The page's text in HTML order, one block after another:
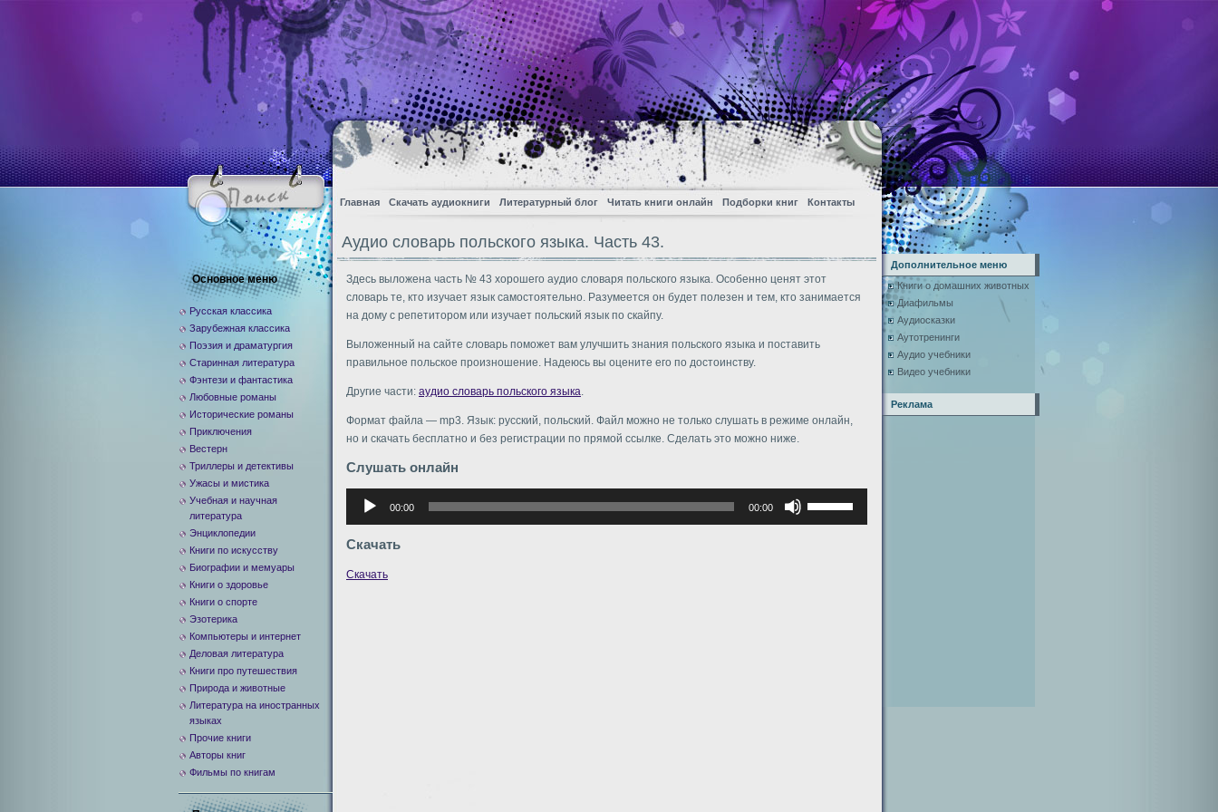
Главная Скачать аудиокниги Литературный блог Читать книги онлайн Подборки книг Контакты
Аудио словарь польского языка. Часть 43.
Здесь выложена часть № 43 хорошего аудио словаря польского языка. Особенно ценят этот
словарь те, кто изучает язык самостоятельно. Разумеется он будет полезен и тем, кто занимается
на дому с репетитором или изучает польский язык по скайпу.
Выложенный на сайте словарь поможет вам улучшить знания польского языка и поставить
правильное польское произношение. Надеюсь вы оцените его по достоинству.
Другие части: аудио словарь польского языка.
Формат файла — mp3. Язык: русский, польский. Файл можно не только слушать в режиме онлайн,
но и скачать бесплатно и без регистрации по прямой ссылке. Сделать это можно ниже.
Слушать онлайн
Аудиоплеер
00:00 00:00
клавиши
Скачать
Скачать
Основное меню
Русская классика
Зарубежная классика
Поэзия и драматургия
Старинная литература
Фэнтези и фантастика
Любовные романы
Исторические романы
Приключения
Вестерн
Триллеры и детективы
Ужасы и мистика
Учебная и научная
литература
Энциклопедии
Книги по искусству
Биографии и мемуары
Книги о здоровье
Книги о спорте
Эзотерика
Компьютеры и интернет
Деловая литература
Книги про путешествия
Природа и животные
Литература на иностранных
языках
Прочие книги
Авторы книг
Фильмы по книгам
Дополнительное меню
Книги о домашних животных
Диафильмы
Аудиосказки
Аутотренинги
Аудио учебники
Видео учебники
Реклама